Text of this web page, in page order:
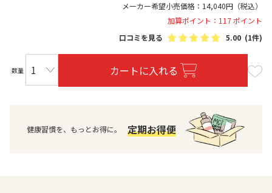
メーカー希望小売価格： 14,040円 （税込）
加算ポイント：117 ポイント
口コミを見る
5.00 (1件)
数量 カートに入れる
健康習慣を、もっとお得に。 定期お得便